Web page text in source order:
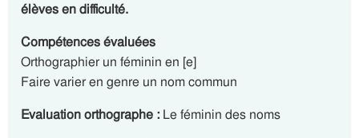
élèves en difficulté.
Compétences évaluées
Orthographier un féminin en [e]
Faire varier en genre un nom commun
Evaluation orthographe : Le féminin des noms